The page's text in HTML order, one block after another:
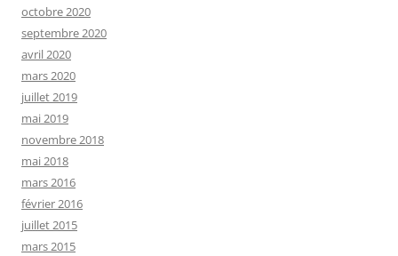
octobre 2020
septembre 2020
avril 2020
mars 2020
juillet 2019
mai 2019
novembre 2018
mai 2018
mars 2016
février 2016
juillet 2015
mars 2015